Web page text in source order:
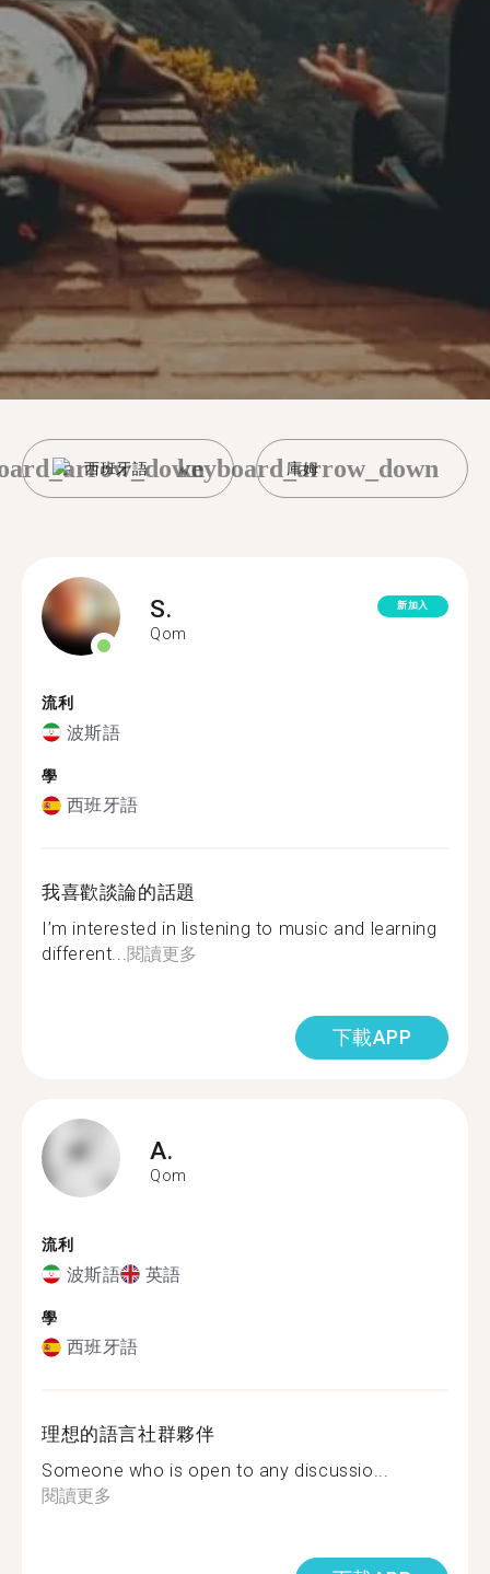
西班牙語 庫姆
keyboard_arrow_down
S.
Qom
新加入
流利
波斯語
學
西班牙語
我喜歡談論的話題
I’m interested in listening to music and learning
different...閱讀更多
下載APP
A.
Qom
流利
波斯語 英語
學
西班牙語
理想的語言社群夥伴
Someone who is open to any discussio...
閱讀更多